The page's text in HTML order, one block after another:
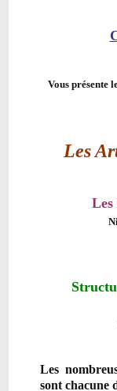
Vous présente
Les
Les
Les
sont chacune